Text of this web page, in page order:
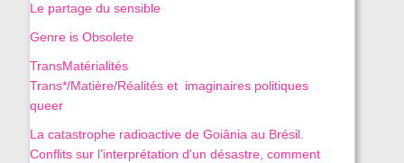
Le partage du sensible
Genre is Obsolete
TransMatérialités
Trans*/Matière/Réalités et imaginaires politiques
queer
La catastrophe radioactive de Goiânia au Brésil.
Conflits sur l’interprétation d’un désastre, comment